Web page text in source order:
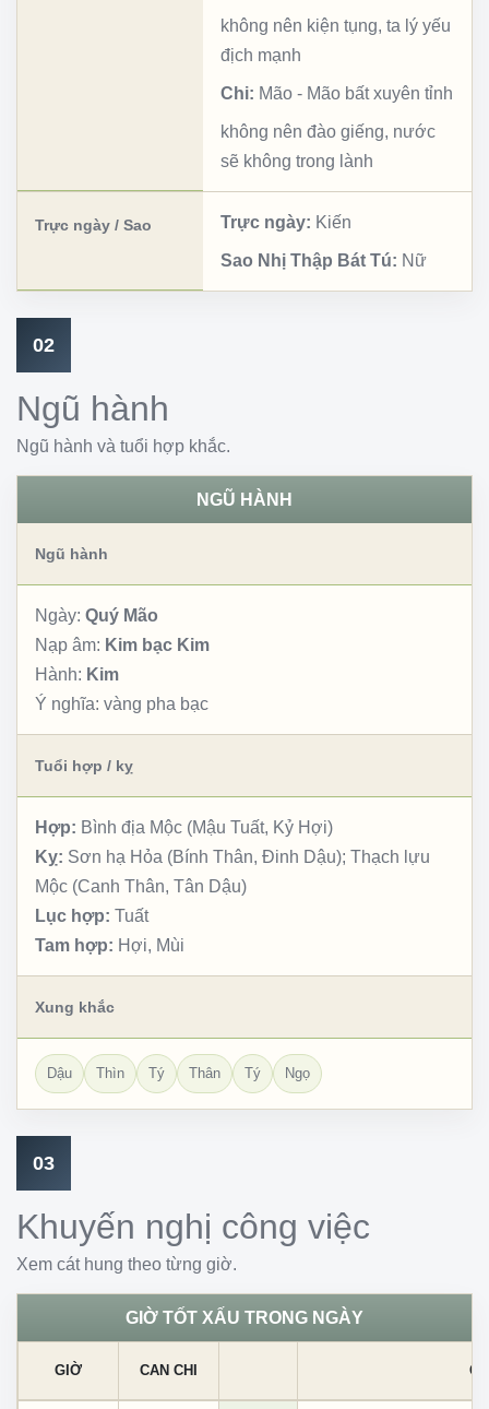
không nên kiện tụng, ta lý yếu
địch mạnh
Chi: Mão - Mão bất xuyên tỉnh
không nên đào giếng, nước
sẽ không trong lành
Trực ngày / Sao Trực ngày: Kiến
Sao Nhị Thập Bát Tú: Nữ
02
Ngũ hành
Ngũ hành và tuổi hợp khắc.
NGŨ HÀNH
Ngũ hành
Ngày: Quý Mão
Nạp âm: Kim bạc Kim
Hành: Kim
Ý nghĩa: vàng pha bạc
Tuổi hợp / kỵ
Hợp: Bình địa Mộc (Mậu Tuất, Kỷ Hợi)
Kỵ: Sơn hạ Hỏa (Bính Thân, Đinh Dậu); Thạch lựu
Mộc (Canh Thân, Tân Dậu)
Lục hợp: Tuất
Tam hợp: Hợi, Mùi
Xung khắc
Dậu Thìn Tý Thân Tý Ngọ
03
Khuyến nghị công việc
Xem cát hung theo từng giờ.
GIỜ TỐT XẤU TRONG NGÀY
GIỜ CAN CHI